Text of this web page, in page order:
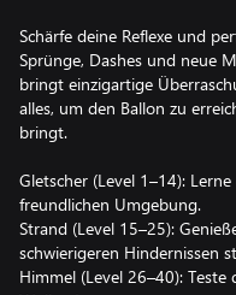
Schärfe deine Reflexe und
Sprünge, Dashes und neue
bringt einzigartige
alles, um den Ballon zu
bringt.
Gletscher (Level 1–14):
freundlichen Umgebung.
Strand (Level 15–25):
schwierigeren Hindernissen
Himmel (Level 26–40): Teste